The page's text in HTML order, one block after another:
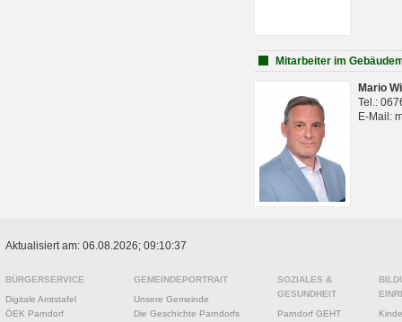
Mitarbeiter im
Mario
Tel.:
E-Mail:
Aktualisiert am: 06.08.2026; 09:10:37
BÜRGERSERVICE
Digitale Amtstafel
ÖEK Parndorf
GEMEINDEPORTRAIT
Unsere Gemeinde
Die Geschichte Parndorfs
SOZIALES &
GESUNDHEIT
Parndorf GEHT